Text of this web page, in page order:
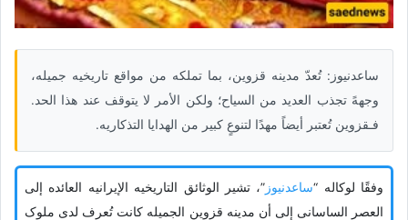
ساعدنیوز: تُعدّ مدینه قزوین، بما تملکه من مواقع تاریخیه جمیله،
وجههً تجذب العدید من السیاح؛ ولکن الأمر لا یتوقف عند هذا الحد.
فـقزوین تُعتبر أیضاً مهدًا لتنوعٍ کبیر من الهدایا التذکاریه.
وفقًا لوکاله “ساعدنیوز ”، تشیر الوثائق التاریخیه الإیرانیه العائده إلى
العصر الساسانی إلى أن مدینه قزوین الجمیله کانت تُعرف لدى ملوک